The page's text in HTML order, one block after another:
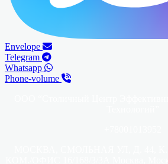
Envelope
Telegram
Whatsapp
Phone-volume